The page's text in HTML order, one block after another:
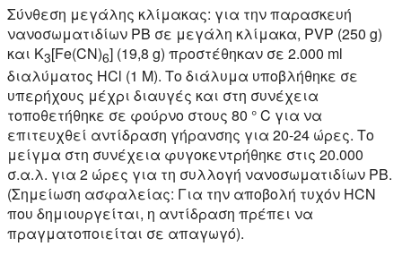
Σύνθεση μεγάλης κλίμακας: για την παρασκευή
νανοσωματιδίων PB σε μεγάλη κλίμακα, PVP (250 g)
και K3[Fe(CN)6] (19,8 g) προστέθηκαν σε 2.000 ml
διαλύματος HCl (1 M). Το διάλυμα υποβλήθηκε σε
υπερήχους μέχρι διαυγές και στη συνέχεια
τοποθετήθηκε σε φούρνο στους 80 ° C για να
επιτευχθεί αντίδραση γήρανσης για 20-24 ώρες. Το
μείγμα στη συνέχεια φυγοκεντρήθηκε στις 20.000
σ.α.λ. για 2 ώρες για τη συλλογή νανοσωματιδίων PB.
(Σημείωση ασφαλείας: Για την αποβολή τυχόν HCN
που δημιουργείται, η αντίδραση πρέπει να
πραγματοποιείται σε απαγωγό).